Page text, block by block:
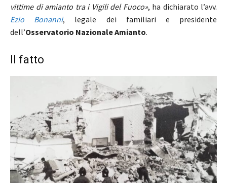
vittime di amianto tra i Vigili del Fuoco», ha dichiarato l’avv.
Ezio Bonanni, legale dei familiari e presidente
dell’Osservatorio Nazionale Amianto.
Il fatto